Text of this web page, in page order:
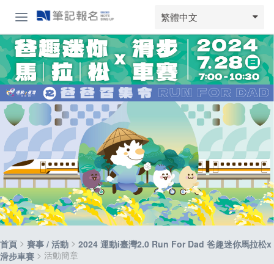
繁體中文
首頁 > 賽事 / 活動 > 2024 運動i臺灣2.0 Run For Dad 爸趣迷你馬拉松x
滑步車賽 > 活動簡章